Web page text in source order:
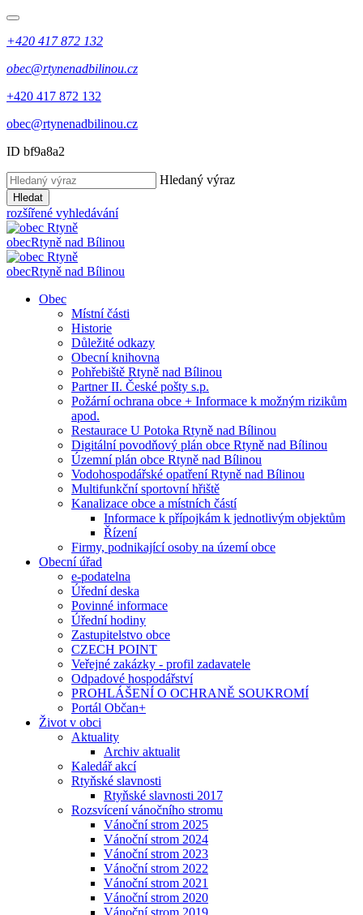
+420 417 872 132
obec@rtynenadbilinou.cz
+420 417 872 132
obec@rtynenadbilinou.cz
ID bf9a8a2
Hledaný výraz
Hledat
rozšířené vyhledávání
obecRtyně nad Bílinou
obecRtyně nad Bílinou
Obec
Místní části
Historie
Důležité odkazy
Obecní knihovna
Pohřebiště Rtyně nad Bílinou
Partner II. České pošty s.p.
Požární ochrana obce + Informace k možným rizikům
apod.
Restaurace U Potoka Rtyně nad Bílinou
Digitální povodňový plán obce Rtyně nad Bílinou
Územní plán obce Rtyně nad Bílinou
Vodohospodářské opatření Rtyně nad Bílinou
Multifunkční sportovní hřiště
Kanalizace obce a místních částí
Informace k přípojkám k jednotlivým objektům
Řízení
Firmy, podnikající osoby na území obce
Obecní úřad
e-podatelna
Úřední deska
Povinné informace
Úřední hodiny
Zastupitelstvo obce
CZECH POINT
Veřejné zakázky - profil zadavatele
Odpadové hospodářství
PROHLÁŠENÍ O OCHRANĚ SOUKROMÍ
Portál Občan+
Život v obci
Aktuality
Archiv aktualit
Kaledář akcí
Rtyňské slavnosti
Rtyňské slavnosti 2017
Rozsvícení vánočního stromu
Vánoční strom 2025
Vánoční strom 2024
Vánoční strom 2023
Vánoční strom 2022
Vánoční strom 2021
Vánoční strom 2020
Vánoční strom 2019